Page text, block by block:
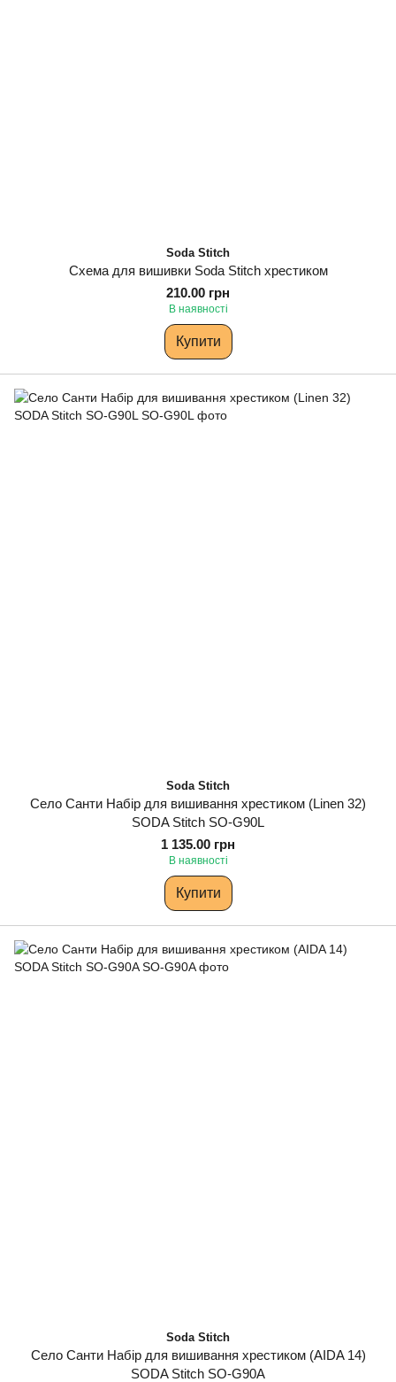
Soda Stitch
Схема для вишивки Soda Stitch хрестиком
210.00 грн
В наявності
Купити
Soda Stitch
Село Санти Набір для вишивання хрестиком (Linen 32)
SODA Stitch SO-G90L
1 135.00 грн
В наявності
Купити
Soda Stitch
Село Санти Набір для вишивання хрестиком (AIDA 14)
SODA Stitch SO-G90A